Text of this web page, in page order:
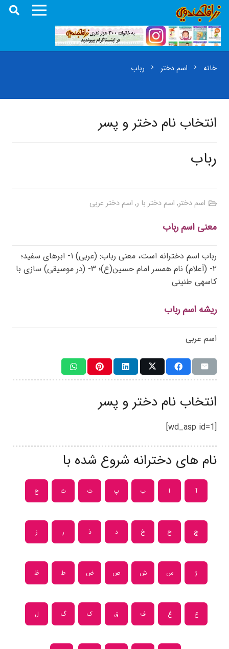
خانه chevron_right اسم دختر chevron_right رباب
انتخاب نام دختر و پسر
رباب
اسم دختر, اسم دختر با ر, اسم دختر عربی
معنی اسم رباب
رباب اسم دخترانه است، معنی رباب: (عربی) ۱- ابرهای سفید؛
۲- (اَعلام) نام همسر امام حسین(ع)؛ ۳- (در موسیقی) سازی با
کاسهی طنینی
ریشه اسم رباب
اسم عربی
انتخاب نام دختر و پسر
[wd_asp id=1]
نام های دخترانه شروع شده با
آ ا ب پ ت ث ج
چ ح خ د ذ ر ز
ژ س ش ص ض ط ظ
ع غ ف ق ک گ ل